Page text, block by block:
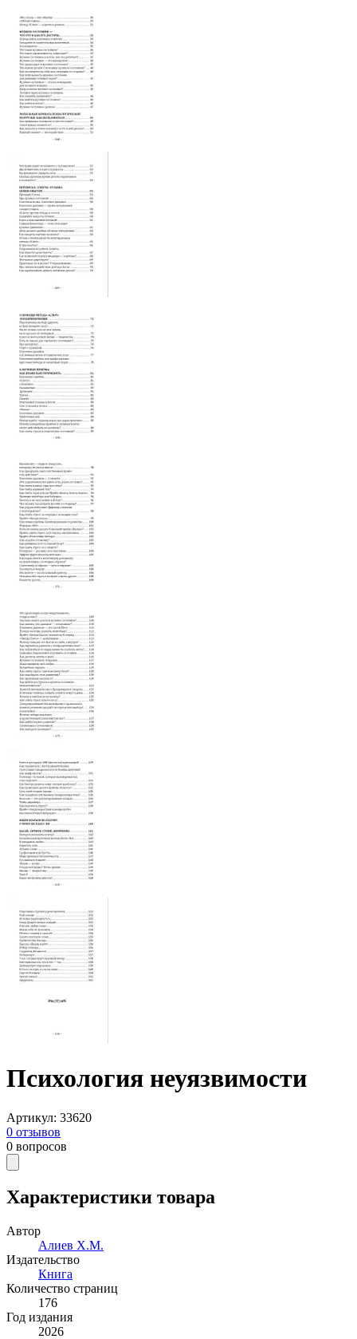
Психология неуязвимости
Артикул: 33620
0 отзывов
0 вопросов
Характеристики товара
Автор
Алиев Х.М.
Издательство
Книга
Количество страниц
176
Год издания
2026